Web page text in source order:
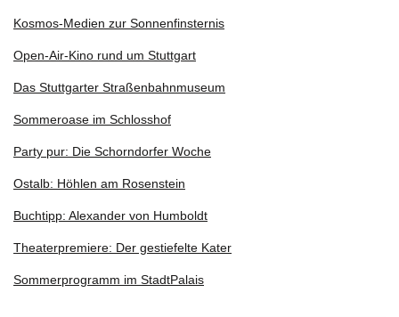
Kosmos-Medien zur Sonnenfinsternis
Open-Air-Kino rund um Stuttgart
Das Stuttgarter Straßenbahnmuseum
Sommeroase im Schlosshof
Party pur: Die Schorndorfer Woche
Ostalb: Höhlen am Rosenstein
Buchtipp: Alexander von Humboldt
Theaterpremiere: Der gestiefelte Kater
Sommerprogramm im StadtPalais